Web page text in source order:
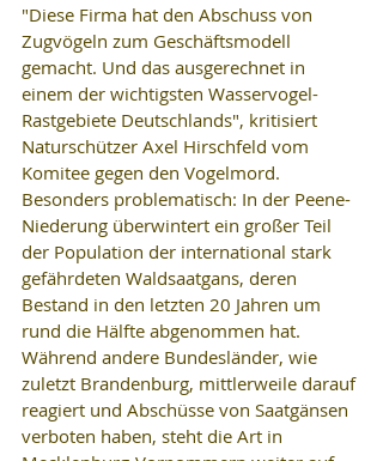
"Diese Firma hat den Abschuss von
Zugvögeln zum Geschäftsmodell
gemacht. Und das ausgerechnet in
einem der wichtigsten Wasservogel-
Rastgebiete Deutschlands", kritisiert
Naturschützer Axel Hirschfeld vom
Komitee gegen den Vogelmord.
Besonders problematisch: In der Peene-
Niederung überwintert ein großer Teil
der Population der international stark
gefährdeten Waldsaatgans, deren
Bestand in den letzten 20 Jahren um
rund die Hälfte abgenommen hat.
Während andere Bundesländer, wie
zuletzt Brandenburg, mittlerweile darauf
reagiert und Abschüsse von Saatgänsen
verboten haben, steht die Art in